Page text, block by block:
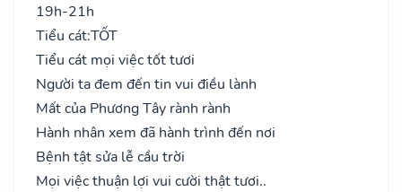
19h-21h
Tiểu cát:TỐT
Tiểu cát mọi việc tốt tươi
Người ta đem đến tin vui điều lành
Mất của Phương Tây rành rành
Hành nhân xem đã hành trình đến nơi
Bệnh tật sửa lễ cầu trời
Mọi việc thuận lợi vui cười thật tươi..